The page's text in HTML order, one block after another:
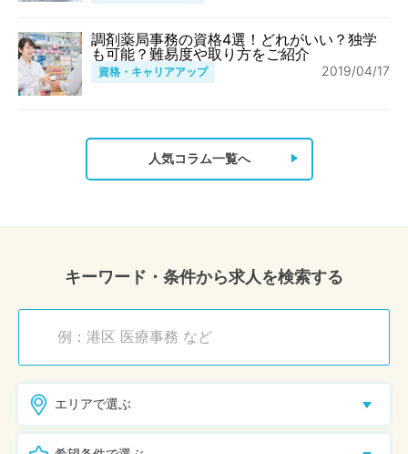
調剤薬局事務の資格4選！どれがいい？独学
も可能？難易度や取り方をご紹介
資格・キャリアアップ 2019/04/17
人気コラム一覧へ
キーワード・条件から求人を検索する
エリアで選ぶ